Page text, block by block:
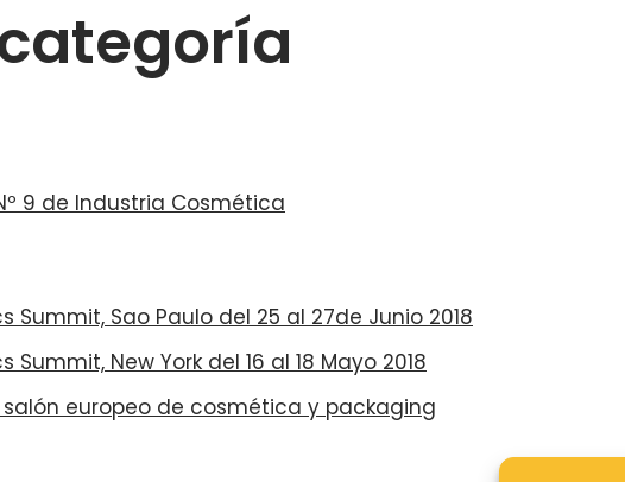
9 de Industria Cosmética
Summit, Sao Paulo del 25 al 27de Junio 2018
New York del 16 al 18 Mayo 2018
salón europeo de cosmética y packaging